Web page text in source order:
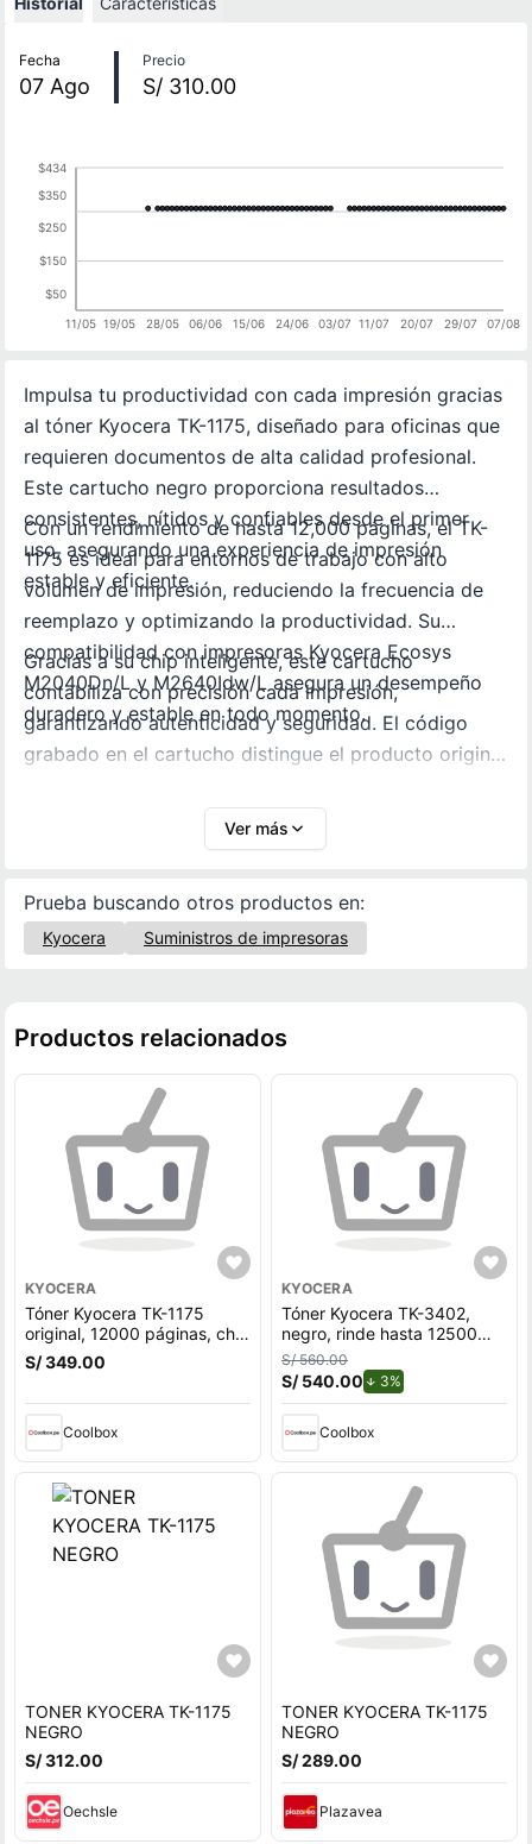
Fecha
07 Ago
Precio
S/ 310.00
11/05 19/05 28/05 06/06 15/06 24/06 03/07 11/07 20/07 29/07 07/08
$50
$150
$250
$350
$434
Impulsa tu productividad con cada impresión gracias
al tóner Kyocera TK-1175, diseñado para oficinas que
requieren documentos de alta calidad profesional.
Este cartucho negro proporciona resultados
consistentes, nítidos y confiables desde el primer
uso, asegurando una experiencia de impresión
estable y eficiente.
Con un rendimiento de hasta 12,000 páginas, el TK-
1175 es ideal para entornos de trabajo con alto
volumen de impresión, reduciendo la frecuencia de
reemplazo y optimizando la productividad. Su
compatibilidad con impresoras Kyocera Ecosys
M2040Dn/L y M2640Idw/L asegura un desempeño
duradero y estable en todo momento.
Gracias a su chip inteligente, este cartucho
contabiliza con precisión cada impresión,
garantizando autenticidad y seguridad. El código
grabado en el cartucho distingue el producto original
durabilidad y protección del equipo. Confía en un
tóner diseñado para rendir al máximo y mantener la
Ver más
Prueba buscando otros productos en:
Kyocera Suministros de impresoras
Productos relacionados
KYOCERA
Tóner Kyocera TK-1175
original, 12000 páginas, chip
inteligente, compatibilidad
Ecosys, negro
S/ 349.00
Coolbox
KYOCERA
Tóner Kyocera TK-3402,
negro, rinde hasta 12500
páginas
S/ 560.00
S/ 540.00 3%de descuento.
Coolbox
TONER KYOCERA TK-1175
NEGRO
S/ 312.00
Oechsle
TONER KYOCERA TK-1175
NEGRO
S/ 289.00
Plazavea